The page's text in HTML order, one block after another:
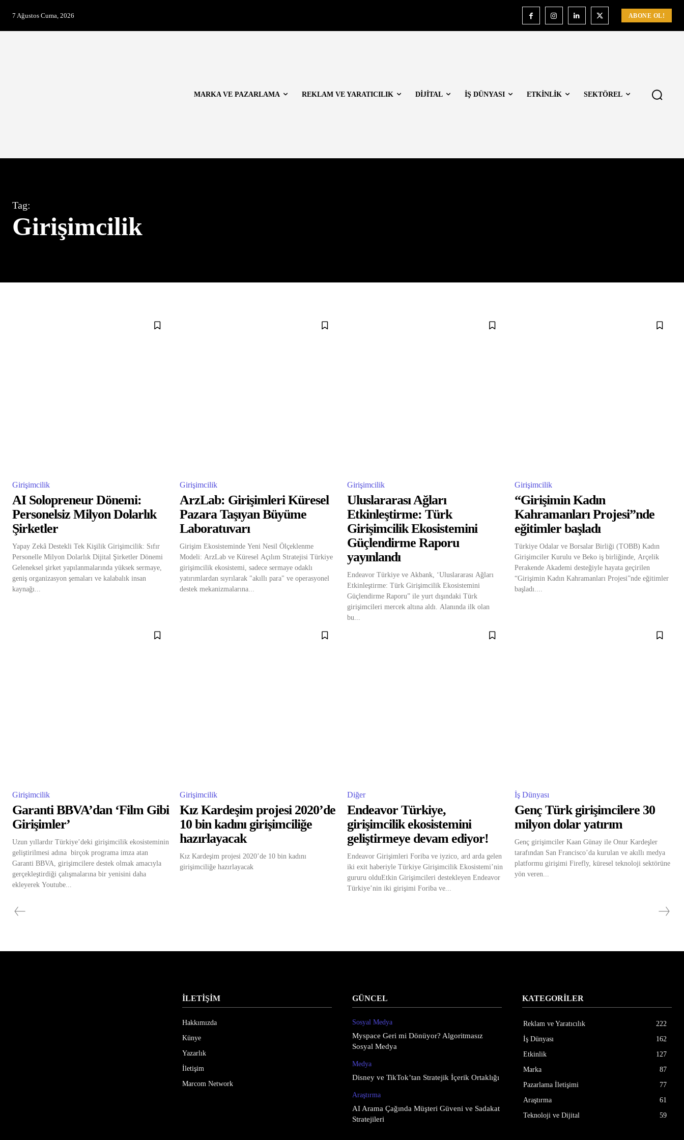
7 Ağustos Cuma, 2026 ABONE OL!
MARKA VE PAZARLAMA REKLAM VE YARATICILIK DİJİTAL İŞ DÜNYASI ETKİNLİK SEKTÖREL
Tag:
Girişimcilik
Girişimcilik
AI Solopreneur Dönemi:
Personelsiz Milyon Dolarlık
Şirketler
Yapay Zekâ Destekli Tek Kişilik Girişimcilik: Sıfır
Personelle Milyon Dolarlık Dijital Şirketler Dönemi
Geleneksel şirket yapılanmalarında yüksek sermaye,
geniş organizasyon şemaları ve kalabalık insan
kaynağı...
Girişimcilik
ArzLab: Girişimleri Küresel
Pazara Taşıyan Büyüme
Laboratuvarı
Girişim Ekosisteminde Yeni Nesil Ölçeklenme
Modeli: ArzLab ve Küresel Açılım Stratejisi Türkiye
girişimcilik ekosistemi, sadece sermaye odaklı
yatırımlardan sıyrılarak "akıllı para" ve operasyonel
destek mekanizmalarına...
Girişimcilik
Uluslararası Ağları
Etkinleştirme: Türk
Girişimcilik Ekosistemini
Güçlendirme Raporu
yayınlandı
Endeavor Türkiye ve Akbank, ‘Uluslararası Ağları
Etkinleştirme: Türk Girişimcilik Ekosistemini
Güçlendirme Raporu” ile yurt dışındaki Türk
girişimcileri mercek altına aldı. Alanında ilk olan
bu...
Girişimcilik
“Girişimin Kadın
Kahramanları Projesi”nde
eğitimler başladı
Türkiye Odalar ve Borsalar Birliği (TOBB) Kadın
Girişimciler Kurulu ve Beko iş birliğinde, Arçelik
Perakende Akademi desteğiyle hayata geçirilen
“Girişimin Kadın Kahramanları Projesi”nde eğitimler
başladı....
Girişimcilik
Garanti BBVA’dan ‘Film Gibi
Girişimler’
Uzun yıllardır Türkiye’deki girişimcilik ekosisteminin
geliştirilmesi adına birçok programa imza atan
Garanti BBVA, girişimcilere destek olmak amacıyla
gerçekleştirdiği çalışmalarına bir yenisini daha
ekleyerek Youtube...
Girişimcilik
Kız Kardeşim projesi 2020’de
10 bin kadını girişimciliğe
hazırlayacak
Kız Kardeşim projesi 2020’de 10 bin kadını
girişimciliğe hazırlayacak
Diğer
Endeavor Türkiye,
girişimcilik ekosistemini
geliştirmeye devam ediyor!
Endeavor Girişimleri Foriba ve iyzico, ard arda gelen
iki exit haberiyle Türkiye Girişimcilik Ekosistemi’nin
gururu olduEtkin Girişimcileri destekleyen Endeavor
Türkiye’nin iki girişimi Foriba ve...
İş Dünyası
Genç Türk girişimcilere 30
milyon dolar yatırım
Genç girişimciler Kaan Günay ile Onur Kardeşler
tarafından San Francisco’da kurulan ve akıllı medya
platformu girişimi Firefly, küresel teknoloji sektörüne
yön veren...
İLETİŞİM
Hakkımızda
Künye
Yazarlık
İletişim
Marcom Network
GÜNCEL
Sosyal Medya
Myspace Geri mi Dönüyor? Algoritmasız
Sosyal Medya
Medya
Disney ve TikTok’tan Stratejik İçerik Ortaklığı
Araştırma
AI Arama Çağında Müşteri Güveni ve Sadakat
Stratejileri
KATEGORİLER
Reklam ve Yaratıcılık
222
İş Dünyası
162
Etkinlik
127
Marka
87
Pazarlama İletişimi
77
Araştırma
61
Teknoloji ve Dijital
59